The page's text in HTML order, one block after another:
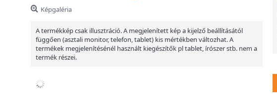
Képgaléria
A termékkép csak illusztráció. A megjelenített kép a kijelző beállításától
függően (asztali monitor, telefon, tablet) kis mértékben változhat. A
termékek megjelenítésénél használt kiegészítők pl tablet, írószer stb. nem a
termék részei.